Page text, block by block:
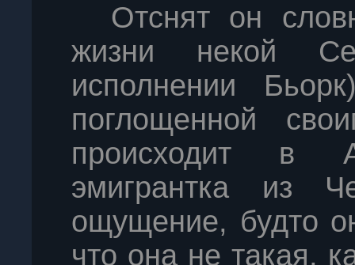
Отснят он
жизни некой
исполнении
поглощенной
происходит в
эмигрантка из
ощущение, будто
что она не такая,